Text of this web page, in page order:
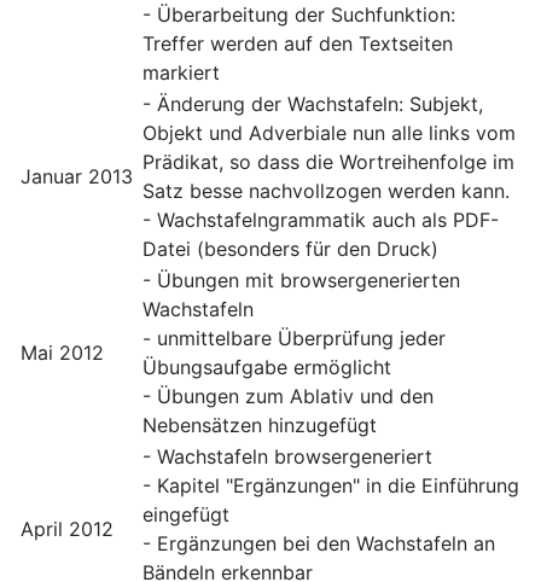
- Überarbeitung der Suchfunktion:
Treffer werden auf den Textseiten
markiert
Januar 2013
- Änderung der Wachstafeln: Subjekt,
Objekt und Adverbiale nun alle links vom
Prädikat, so dass die Wortreihenfolge im
Satz besse nachvollzogen werden kann.
- Wachstafelngrammatik auch als PDF-
Datei (besonders für den Druck)
Mai 2012
- Übungen mit browsergenerierten
Wachstafeln
- unmittelbare Überprüfung jeder
Übungsaufgabe ermöglicht
- Übungen zum Ablativ und den
Nebensätzen hinzugefügt
April 2012
- Wachstafeln browsergeneriert
- Kapitel "Ergänzungen" in die Einführung
eingefügt
- Ergänzungen bei den Wachstafeln an
Bändeln erkennbar